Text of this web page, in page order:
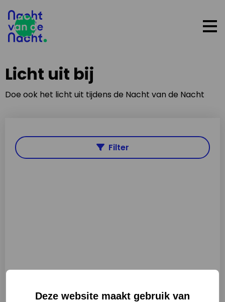
Deze website maakt gebruik van
Licht uit bij
Doe ook het licht uit tijdens de Nacht van de Nacht
Filter